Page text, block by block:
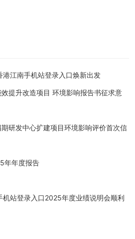
江南手机站登录入口焕新出发
提升改造项目 环境影响报告书征求意
研发中心扩建项目环境影响评价首次信
年年度报告
站登录入口2025年度业绩说明会顺利